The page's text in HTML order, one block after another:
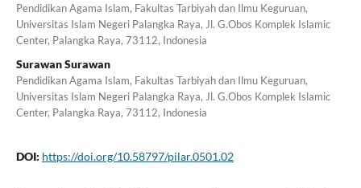
Pendidikan Agama Islam, Fakultas Tarbiyah dan Ilmu Keguruan,
Universitas Islam Negeri Palangka Raya, Jl. G.Obos Komplek Islamic
Center, Palangka Raya, 73112, Indonesia
Surawan Surawan
Pendidikan Agama Islam, Fakultas Tarbiyah dan Ilmu Keguruan,
Universitas Islam Negeri Palangka Raya, Jl. G.Obos Komplek Islamic
Center, Palangka Raya, 73112, Indonesia
DOI: https://doi.org/10.58797/pilar.0501.02